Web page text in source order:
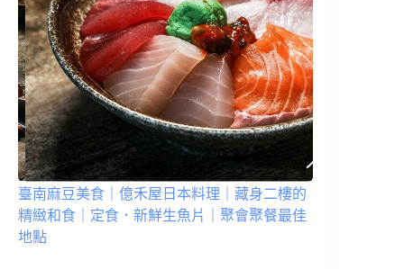
臺南麻豆美食｜億禾屋日本料理｜藏身二樓的
精緻和食｜定食．新鮮生魚片｜聚會聚餐最佳
地點